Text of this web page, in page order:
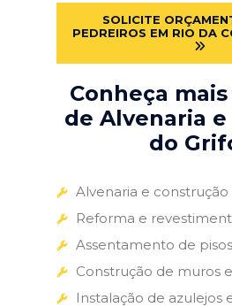
SOLICITE
PEDREIROS EM RIO DA
Conheça
de Alvenaria
do
Alvenaria e construção
Reforma e
Assentamento de pisos
Construção de muros
Instalação de azulejos